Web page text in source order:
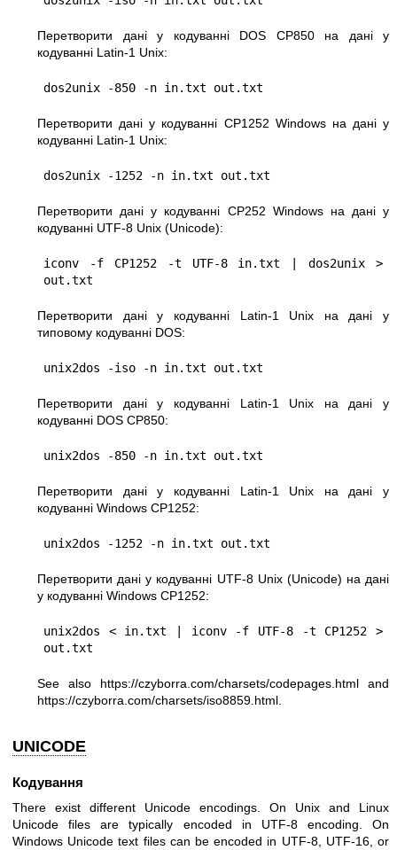
Перетворити дані у кодуванні DOS CP850 на дані у
кодуванні Latin-1 Unix:
Перетворити дані у кодуванні CP1252 Windows на дані у
кодуванні Latin-1 Unix:
Перетворити дані у кодуванні CP252 Windows на дані у
кодуванні UTF-8 Unix (Unicode):
iconv -f CP1252 -t UTF-8 in.txt | dos2unix >
Перетворити дані у кодуванні Latin-1 Unix на дані у
типовому кодуванні DOS:
Перетворити дані у кодуванні Latin-1 Unix на дані у
кодуванні DOS CP850:
Перетворити дані у кодуванні Latin-1 Unix на дані у
кодуванні Windows CP1252:
Перетворити дані у кодуванні UTF-8 Unix (Unicode) на дані
у кодуванні Windows CP1252:
unix2dos < in.txt | iconv -f UTF-8 -t CP1252 >
See also https://czyborra.com/charsets/codepages.html and
https://czyborra.com/charsets/iso8859.html.
UNICODE
Кодування
There exist different Unicode encodings. On Unix and Linux
Unicode files are typically encoded in UTF-8 encoding. On
Windows Unicode text files can be encoded in UTF-8, UTF-16, or